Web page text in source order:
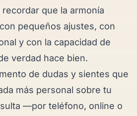
que la armonía
pequeños ajustes, con
y con la capacidad de
verdad hace bien.
de dudas y sientes que
más personal sobre tu
—por teléfono, online o